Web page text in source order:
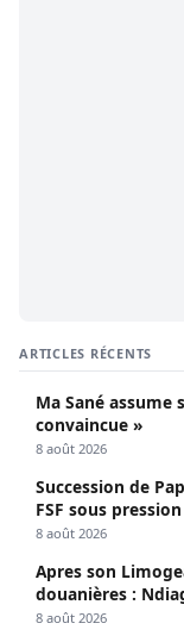
ARTICLES RÉCENTS
Ma Sané assume
convaincue »
8 août 2026
Succession de
FSF sous pression
8 août 2026
Apres son
douanières :
8 août 2026